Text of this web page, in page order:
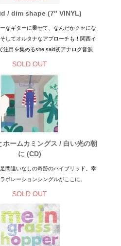
/ dim shape (7″ VINYL)
なギターに乗せて、なんだかクセにな
してオルタナなアプローチも！関西イ
注目を集めるshe said初アナログ音源
SOLD OUT
ホームカミングス / 白い光の朝
に (CD)
間違いなしの奇跡のハイブリッド。幸
ボレーションシングルがここに。
SOLD OUT